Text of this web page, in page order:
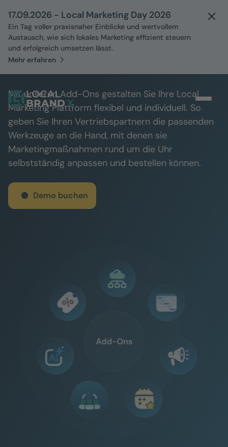
17.09.2026 - Local Marketing Day 2026
Ein Tag voller praxisnaher Einblicke und wertvollem
Austausch, wie sich lokales Marketing effizient steuern
und erfolgreich umsetzen lässt.
Mehr erfahren
Add-Ons
Mit unseren Add-Ons gestalten Sie Ihre Local
Marketing Plattform flexibel und individuell. So
geben Sie Ihren Vertriebspartnern die passenden
Werkzeuge an die Hand, mit denen sie
Marketingmaßnahmen rund um die Uhr
selbstständig anpassen und bestellen können.
Demo buchen